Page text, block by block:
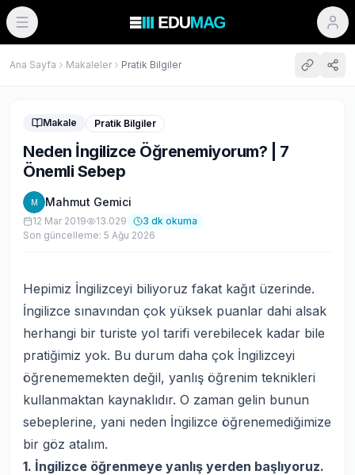
Ana Sayfa Makaleler Pratik Bilgiler
Makale Pratik Bilgiler
Neden İngilizce Öğrenemiyorum? | 7
Önemli Sebep
M Mahmut Gemici
12 Mar 2019 13.029 3 dk okuma
Son güncelleme: 5 Ağu 2026
Hepimiz İngilizceyi biliyoruz fakat kağıt üzerinde.
İngilizce sınavından çok yüksek puanlar dahi alsak
herhangi bir turiste yol tarifi verebilecek kadar bile
pratiğimiz yok. Bu durum daha çok İngilizceyi
öğrenememekten değil, yanlış öğrenim teknikleri
kullanmaktan kaynaklıdır. O zaman gelin bunun
sebeplerine, yani neden İngilizce öğrenemediğimize
bir göz atalım.
1. İngilizce öğrenmeye yanlış yerden başlıyoruz.